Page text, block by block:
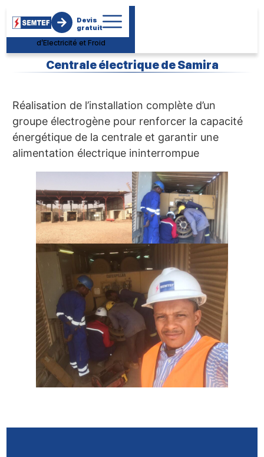
Société
d’Electromécanique de
Maintenance des Travaux
d’Electricité et Froid
Devis
gratuit
Centrale électrique de Samira
Réalisation de l’installation complète d’un
groupe électrogène pour renforcer la capacité
énergétique de la centrale et garantir une
alimentation électrique ininterrompue